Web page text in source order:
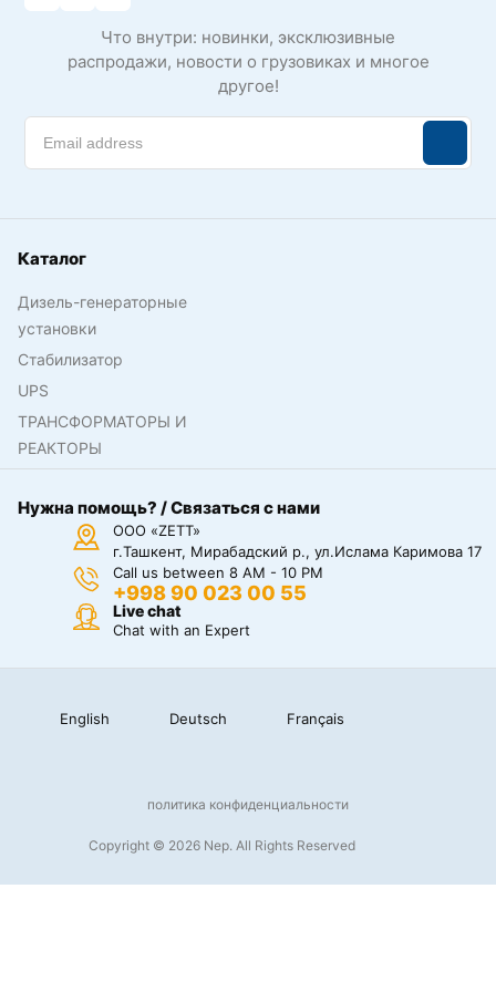
Что внутри: новинки, эксклюзивные
распродажи, новости о грузовиках и многое
другое!
Каталог
Дизель-генераторные
установки
Стабилизатор
UPS
ТРАНСФОРМАТОРЫ И
РЕАКТОРЫ
Нужна помощь? / Связаться с нами
ООО «ZETT»
г.Ташкент, Мирабадский р., ул.Ислама Каримова 17
Call us between 8 AM - 10 PM
+998 90 023 00 55
Live chat
Chat with an Expert
English Deutsch Français
Copyright © 2026 Nep. All Rights Reserved
политика конфиденциальности